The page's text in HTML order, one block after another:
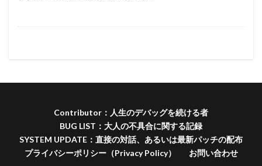
Contributor：人生のデバッグを続ける者
BUG LIST：大人の不具合に関する記録
SYSTEM UPDATE：直接の対話、あるいは最新パッチの配布
プライバシーポリシー（Privacy Policy）
お問い合わせ